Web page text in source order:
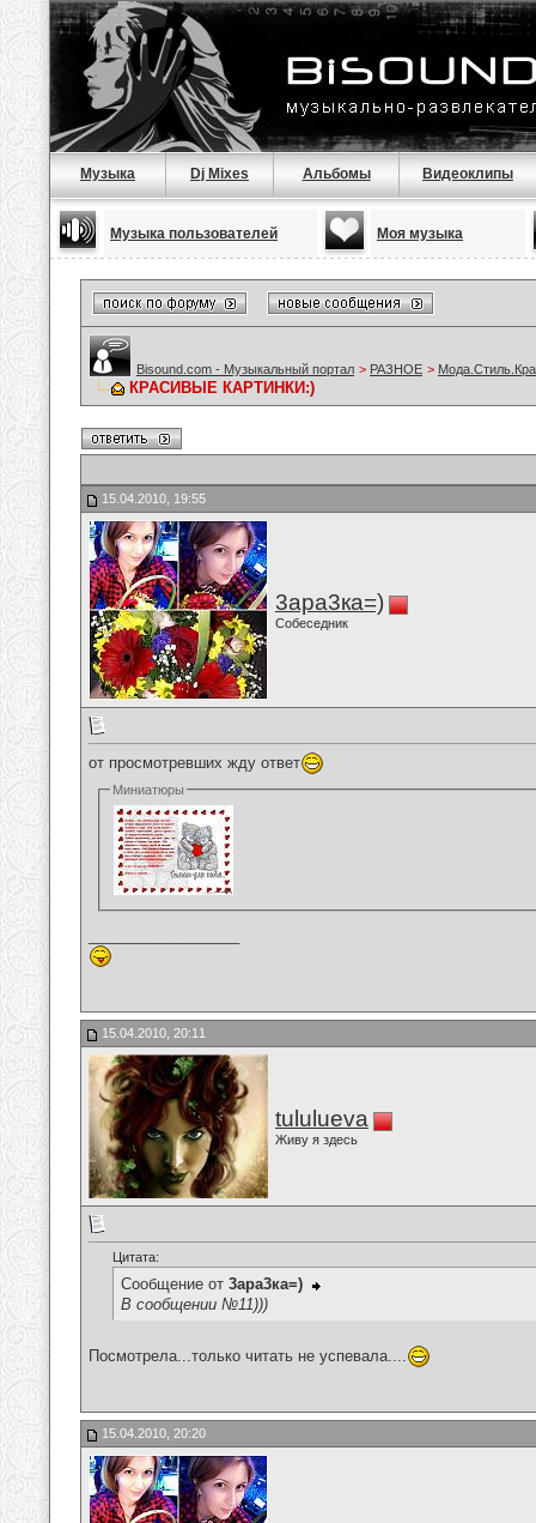
Музыка Dj Mixes Альбомы Видеоклипы
Музыка пользователей Моя музыка
Bisound.com - Музыкальный портал > РАЗНОЕ >
КРАСИВЫЕ КАРТИНКИ:)
15.04.2010, 19:55
3ара3ка=)
Собеседник
от просмотревших жду ответ
Миниатюры
15.04.2010, 20:11
tululueva
Живу я здесь
Цитата:
Сообщение от 3ара3ка=)
В сообщении №11)))
Посмотрела...только читать не успевала....
15.04.2010, 20:20